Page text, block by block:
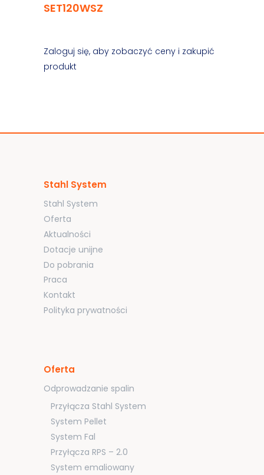
SET120WSZ
Zaloguj się, aby zobaczyć ceny i zakupić
produkt
Stahl System
Stahl System
Oferta
Aktualności
Dotacje unijne
Do pobrania
Praca
Kontakt
Polityka prywatności
Oferta
Odprowadzanie spalin
Przyłącza Stahl System
System Pellet
System Fal
Przyłącza RPS – 2.0
System emaliowany